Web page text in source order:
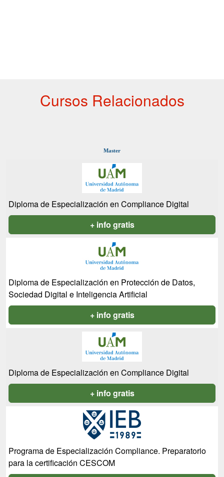
Cursos Relacionados
Master
Diploma de Especialización en Compliance Digital
+ info gratis
Diploma de Especialización en Protección de Datos,
Sociedad Digital e Inteligencia Artificial
+ info gratis
Diploma de Especialización en Compliance Digital
+ info gratis
Programa de Especialización Compliance. Preparatorio
para la certificación CESCOM